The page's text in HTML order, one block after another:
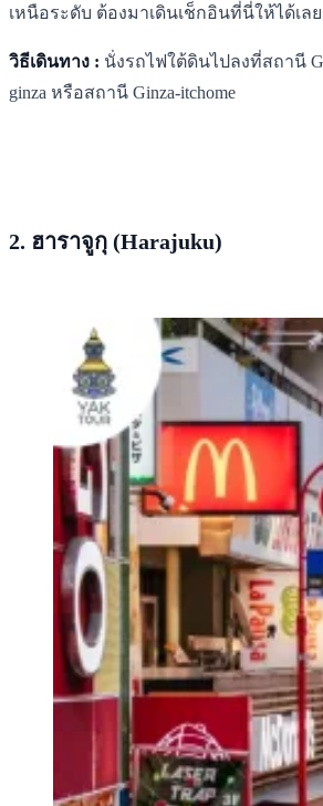
เหนือระดับ ต้องมาเดินเช็กอินที่นี่ให้ได้เล
วิธีเดินทาง : นั่งรถไฟใต้ดินไปลงที่สถานี
ginza หรือสถานี Ginza-itchome
2. ฮาราจูกุ (Harajuku)